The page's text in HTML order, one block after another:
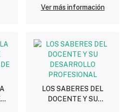
Ver más información
LOS SABERES DEL
DOCENTE Y SU